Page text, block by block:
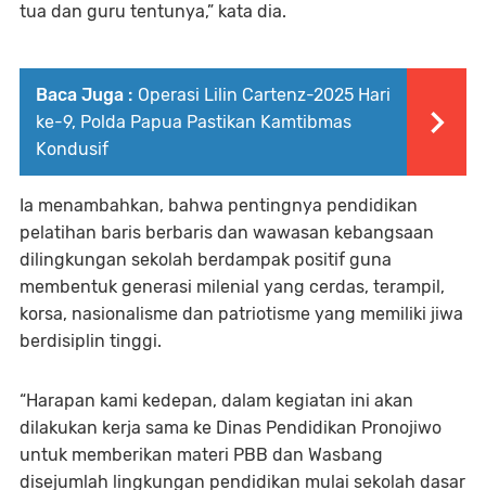
tua dan guru tentunya,” kata dia.
Baca Juga : Operasi Lilin Cartenz-2025 Hari
ke-9, Polda Papua Pastikan Kamtibmas
Kondusif
Ia menambahkan, bahwa pentingnya pendidikan
pelatihan baris berbaris dan wawasan kebangsaan
dilingkungan sekolah berdampak positif guna
membentuk generasi milenial yang cerdas, terampil,
korsa, nasionalisme dan patriotisme yang memiliki jiwa
berdisiplin tinggi.
“Harapan kami kedepan, dalam kegiatan ini akan
dilakukan kerja sama ke Dinas Pendidikan Pronojiwo
untuk memberikan materi PBB dan Wasbang
disejumlah lingkungan pendidikan mulai sekolah dasar